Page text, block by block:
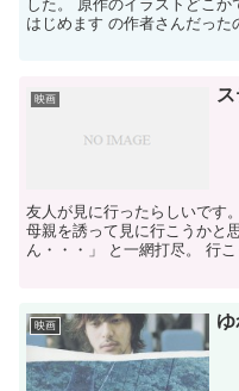
した。 原作のイラストどこ
はじめます の作者さんだった
映画
友人が見に行ったらしいです
母親を誘って見に行こうかと
ん・・・」 と一網打尽。 行
映画